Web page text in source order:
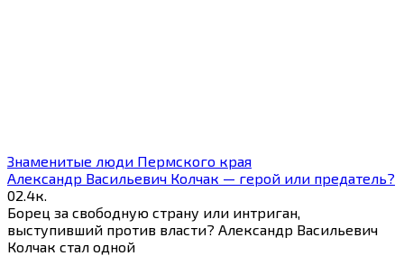
Знаменитые люди Пермского края
Александр Васильевич Колчак — герой или предатель?
02.4к.
Борец за свободную страну или интриган,
выступивший против власти? Александр Васильевич
Колчак стал одной